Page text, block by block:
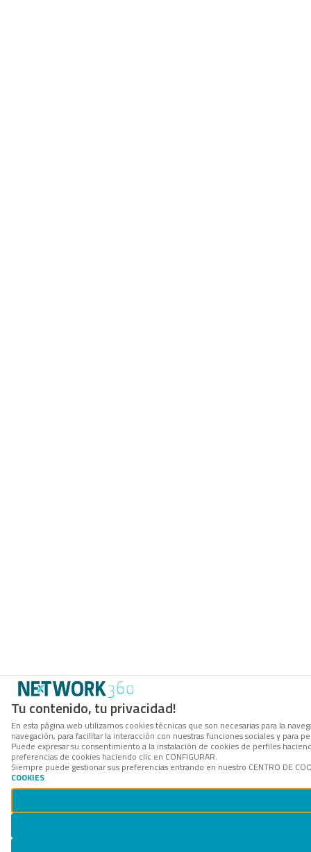
Tu contenido, tu privacidad!
En esta página web utilizamos cookies técnicas que son necesarias para la
navegación, para facilitar la interacción con nuestras funciones sociales y
Puede expresar su consentimiento a la instalación de cookies de perfiles
preferencias de cookies haciendo clic en CONFIGURAR.
Siempre puede gestionar sus preferencias entrando en nuestro CENTRO DE
COOKIES.